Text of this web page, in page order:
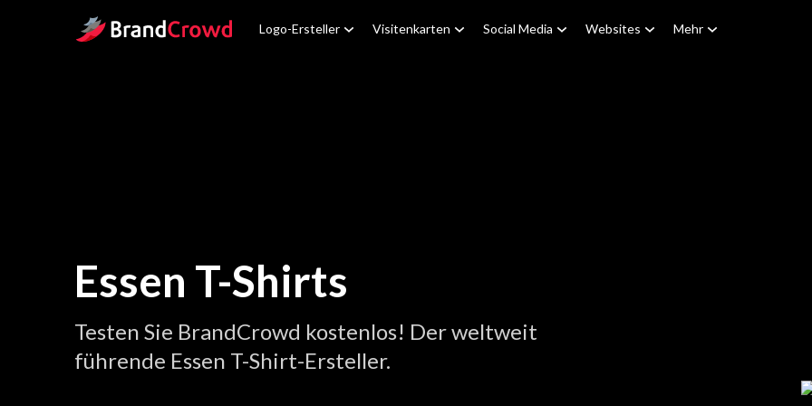
Site Logo Logo-Ersteller Visitenkarten Social Media Websites Mehr
Essen T-Shirts
Testen Sie BrandCrowd kostenlos! Der weltweit
führende Essen T-Shirt-Ersteller.